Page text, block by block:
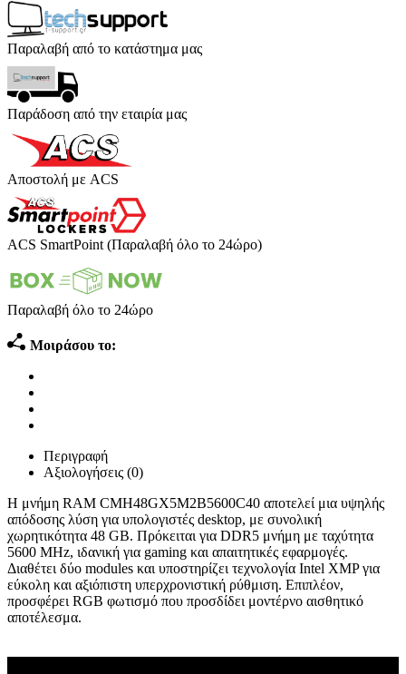
Παραλαβή από το κατάστημα μας
Παράδοση από την εταιρία μας
Αποστολή με ACS
ACS SmartPoint (Παραλαβή όλο το 24ώρο)
Παραλαβή όλο το 24ώρο
Μοιράσου το:
Περιγραφή
Αξιολογήσεις (0)
Η μνήμη RAM CMH48GX5M2B5600C40 αποτελεί μια υψηλής
απόδοσης λύση για υπολογιστές desktop, με συνολική
χωρητικότητα 48 GB. Πρόκειται για DDR5 μνήμη με ταχύτητα
5600 MHz, ιδανική για gaming και απαιτητικές εφαρμογές.
Διαθέτει δύο modules και υποστηρίζει τεχνολογία Intel XMP για
εύκολη και αξιόπιστη υπερχρονιστική ρύθμιση. Επιπλέον,
προσφέρει RGB φωτισμό που προσδίδει μοντέρνο αισθητικό
αποτέλεσμα.